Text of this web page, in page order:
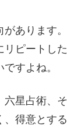
あります
ピートし
すよね。
星占術、
得意とす